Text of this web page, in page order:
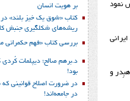
نمود
و
بر هویت انسان
کتاب «شوق یک خیز بلند» در
ریشه‌های شکل‎گیری جنبش کارگری در ایران
بررسی کتاب «فهم حکمرانی
د.برهم صالح؛ دیپلمات
بود!
در ضرورت اصلاح قوانینی که
در جامعه‌اند!